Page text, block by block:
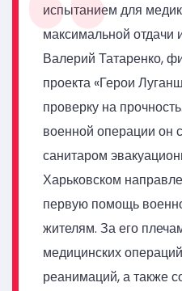
испытанием для
максимальной отдачи
Валерий Татаренко,
проекта «Герои
проверку на
военной операции он
санитаром
Харьковском
первую помощь
жителям. За его
медицинских
реанимаций, а также